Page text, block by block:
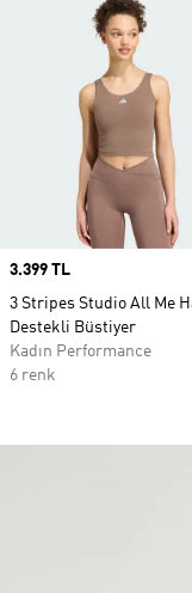
Price
3.399 TL
3 Stripes Studio All Me
Destekli Büstiyer
Kadın Performance
6 renk